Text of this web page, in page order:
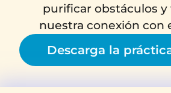
purificar obstáculos
nuestra conexión con
Descarga la